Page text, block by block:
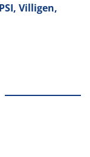
Villigen,